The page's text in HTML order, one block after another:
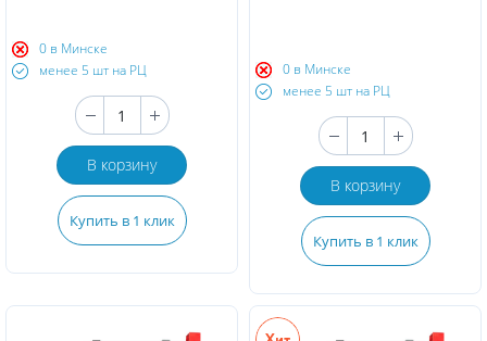
0 в Минске
менее 5 шт на РЦ
В корзину
Купить в 1 клик
0 в Минске
менее 5 шт на РЦ
В корзину
Купить в 1 клик